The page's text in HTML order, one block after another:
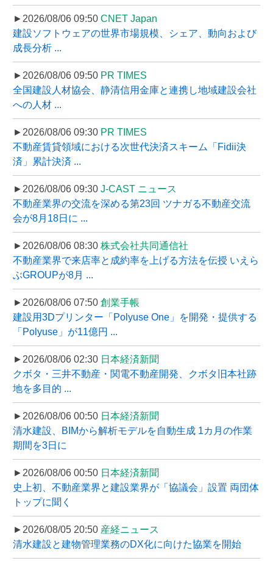
►2026/08/06 09:50 CNET Japan
建設ソフトウェアの世界市場規模、シェア、動向および
成長分析 ...
►2026/08/06 09:50 PR TIMES
全国建設人材協会、静清信用金庫と連携し地域建設会社
への人材 ...
►2026/08/06 09:30 PR TIMES
不動産賃貸領域における次世代決済スキーム「Fidii決
済」累計決済 ...
►2026/08/06 09:30 J-CAST ニュース
不動産業界の交流を深める第23回 ツナガる不動産交流
会が8月18日に ...
►2026/08/06 08:30 株式会社共同通信社
不動産業界で来店率と成約率を上げる方法を伝授 いえら
ぶGROUPが8月 ...
►2026/08/06 07:50 創業手帳
建設用3Dプリンター「Polyuse One」を開発・提供する
「Polyuse」が11億円 ...
►2026/08/06 02:30 日本経済新聞
クボタ・三井不動産・関電不動産開発、クボタ旧本社跡
地を多目的 ...
►2026/08/06 00:50 日本経済新聞
清水建設、BIMから解析モデルを自動生成 1カ月の作業
期間を3日に
►2026/08/06 00:50 日本経済新聞
史上初、不動産業界と建設業界が「協議会」設置 両団体
トップに聞く
►2026/08/05 20:50 産経ニュース
清水建設と建物管理業務のDX化に向けた協業を開始